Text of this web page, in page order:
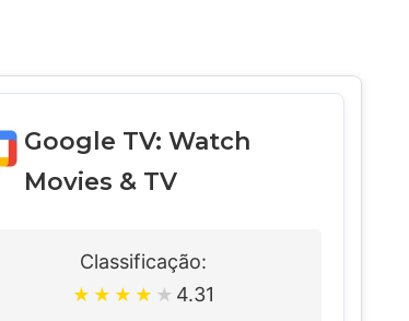
Google TV: Watch
Movies & TV
Classificação:
★ ★ ★ ★ ★ 4.31